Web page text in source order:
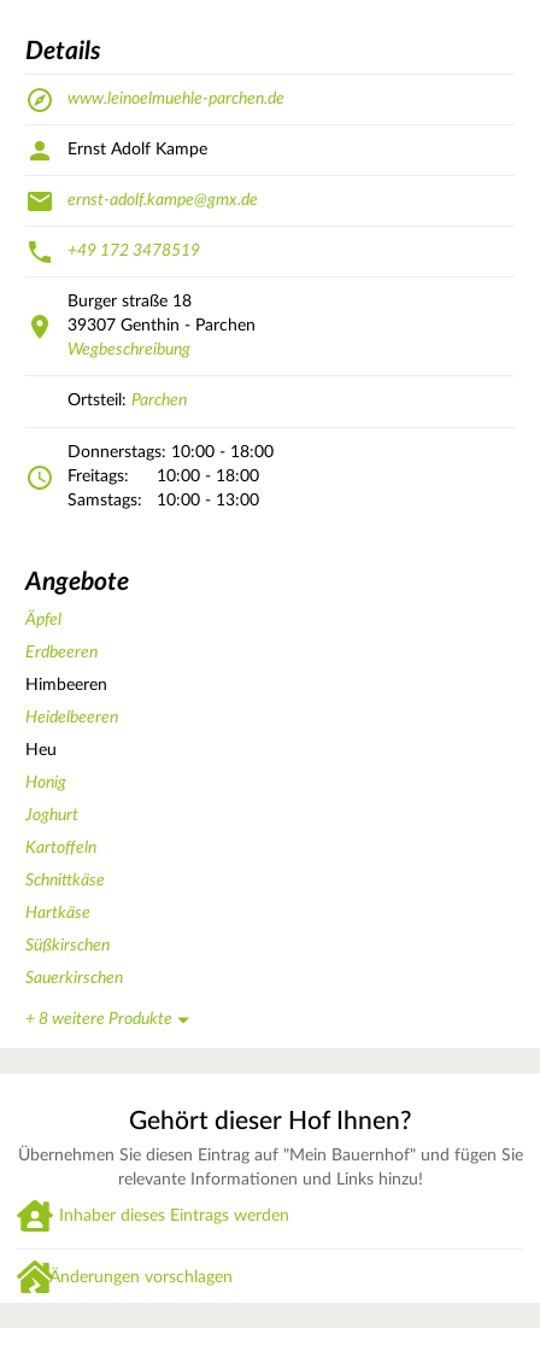
Details
www.leinoelmuehle-parchen.de
Ernst Adolf Kampe
ernst-adolf.kampe@gmx.de
+49 172 3478519
Burger straße 18
39307 Genthin - Parchen
Wegbeschreibung
Ortsteil: Parchen
Donnerstags: 10:00 - 18:00
Freitags:
10:00 - 18:00
Samstags:
10:00 - 13:00
Angebote
Äpfel
Erdbeeren
Himbeeren
Heidelbeeren
Heu
Honig
Joghurt
Kartoffeln
Schnittkäse
Hartkäse
Süßkirschen
Sauerkirschen
+ 8 weitere Produkte
Gehört dieser Hof Ihnen?
Übernehmen Sie diesen Eintrag auf "Mein Bauernhof" und fügen Sie
relevante Informationen und Links hinzu!
Inhaber dieses Eintrags werden
Änderungen vorschlagen